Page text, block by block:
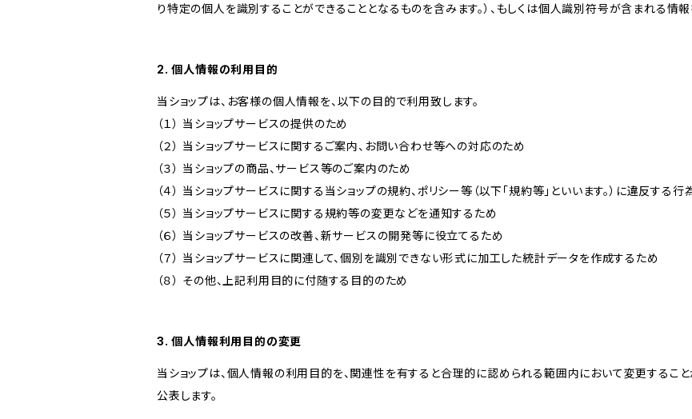
り特定の個人を識別することができることとなるものを含みます。）、もしくは個人識別符号が含まれる情報
2. 個人情報の利用目的
当ショップは、お客様の個人情報を、以下の目的で利用致します。
（１） 当ショップサービスの提供のため
（２） 当ショップサービスに関するご案内、お問い合わせ等への対応のため
（３） 当ショップの商品、サービス等のご案内のため
（４） 当ショップサービスに関する当ショップの規約、ポリシー等（以下「規約等」といいます。）に違反する
（５） 当ショップサービスに関する規約等の変更などを通知するため
（６） 当ショップサービスの改善、新サービスの開発等に役立てるため
（７） 当ショップサービスに関連して、個別を識別できない形式に加工した統計データを作成するため
（８） その他、上記利用目的に付随する目的のため
3. 個人情報利用目的の変更
当ショップは、個人情報の利用目的を、関連性を有すると合理的に認められる範囲内において変更するこ
公表します。